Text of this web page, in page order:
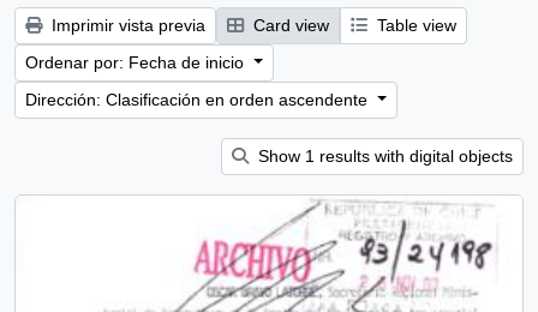
Imprimir vista previa Card view
Table view
Ordenar por: Fecha de inicio
Dirección: Clasificación en orden ascendente
Show 1 results with digital objects